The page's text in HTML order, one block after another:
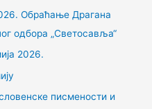
Обраћање Драгана
одбора „Светосавља“
2026.
писмености и